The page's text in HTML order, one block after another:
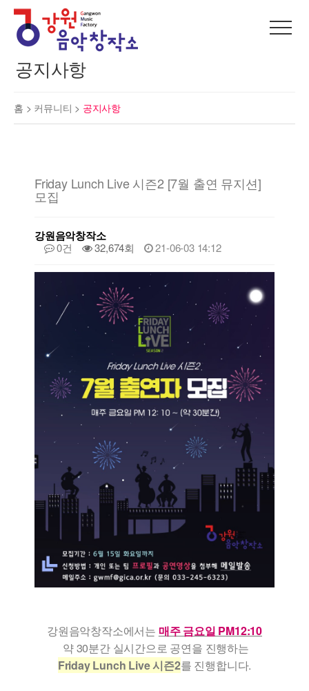
공지사항
홈 > 커뮤니티 > 공지사항
Friday Lunch Live 시즌2 [7월 출연 뮤지션]
모집
강원음악창작소
0건 32,674회 21-06-03 14:12
강원음악창작소에서는 매주 금요일 PM12:10
약 30분간 실시간으로 공연을 진행하는
Friday Lunch Live 시즌2를 진행합니다.